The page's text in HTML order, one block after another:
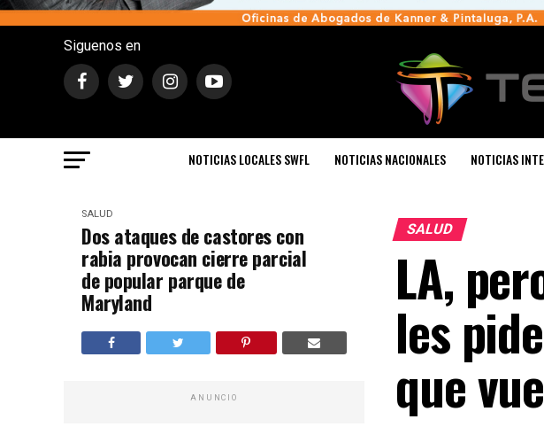
Siguenos en
NOTICIAS LOCALES SWFL NOTICIAS NACIONALES NOTICIAS
SALUD
Dos ataques de castores con
rabia provocan cierre parcial
de popular parque de
Maryland
ANUNCIO
SALUD
LA,
les
que